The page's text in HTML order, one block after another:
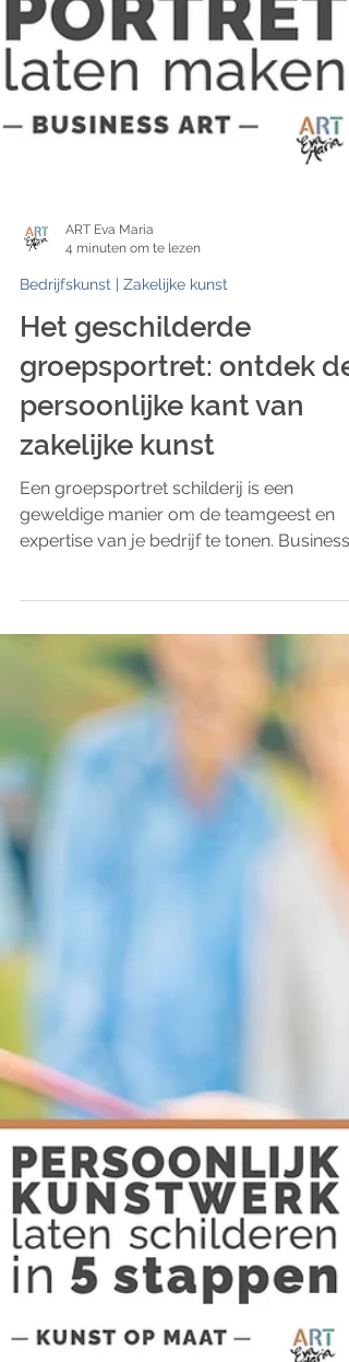
ART Eva Maria
4 minuten om te lezen
Bedrijfskunst | Zakelijke kunst
Het geschilderde
groepsportret: ontdek de
zakelijke kunst
Een groepsportret schilderij is een
geweldige manier om de teamgeest en
expertise van je bedrijf te tonen. Business
ART: Geschilderd groepsportret voor
bedrijfsjubileum Je leest waarom een
geschilderd groepsportret een statement
piece is voor je bedrijf. Ook zie je een
praktijkcase van een portretschilderij van
het complete team van
maatwerksoftwarebedrijf Infi. Zakelijke
kunst met een persoonlijke touch Je zoekt
een kunstwerk voor je onderneming? Dit
zijn 7 redenen om te kie